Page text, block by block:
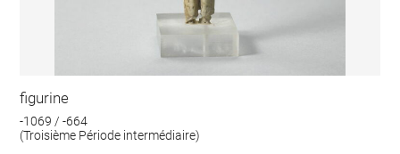
figurine
-1069 / -664
(Troisième Période intermédiaire)